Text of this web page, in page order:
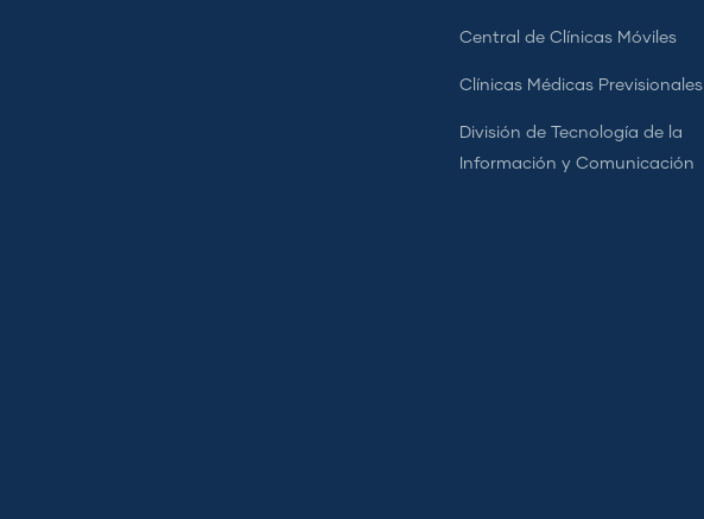
Central de Clínicas Móviles
Clínicas Médicas Previsionales
División de Tecnología de la
Información y Comunicación